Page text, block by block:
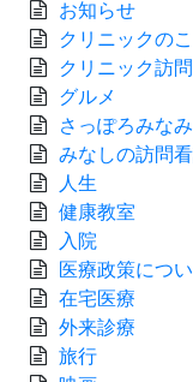
お知らせ
クリニックの
クリニック訪問
グルメ
さっぽろみな
みなしの訪問
人生
健康教室
入院
医療政策につ
在宅医療
外来診療
旅行